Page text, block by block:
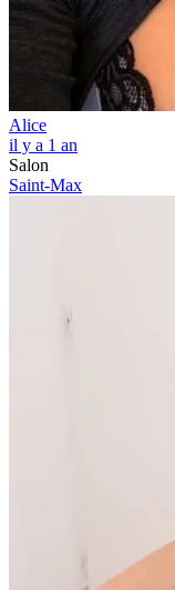
Alice
il y a 1 an
Salon
Saint-Max